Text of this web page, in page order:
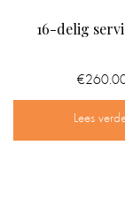
16-delig
€
Lees